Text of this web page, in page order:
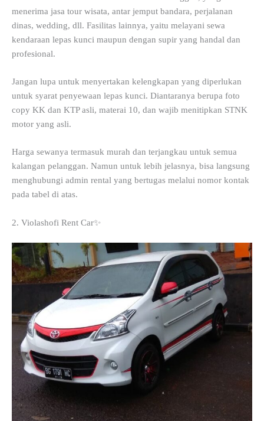
menerima jasa tour wisata, antar jemput bandara, perjalanan
dinas, wedding, dll. Fasilitas lainnya, yaitu melayani sewa
kendaraan lepas kunci maupun dengan supir yang handal dan
profesional.
Jangan lupa untuk menyertakan kelengkapan yang diperlukan
untuk syarat penyewaan lepas kunci. Diantaranya berupa foto
copy KK dan KTP asli, materai 10, dan wajib menitipkan STNK
motor yang asli.
Harga sewanya termasuk murah dan terjangkau untuk semua
kalangan pelanggan. Namun untuk lebih jelasnya, bisa langsung
menghubungi admin rental yang bertugas melalui nomor kontak
pada tabel di atas.
2. Violashofi Rent Car✨